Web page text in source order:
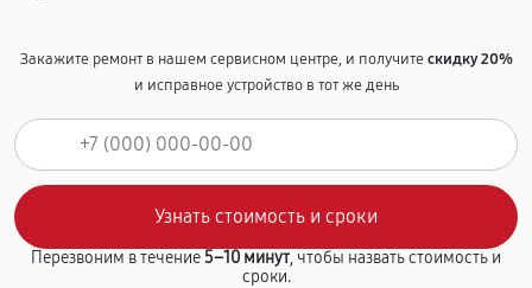
Закажите ремонт в нашем сервисном центре, и получитескидку 20%
и исправное устройство в тот же день
Перезвоним в течение5–10 минут, чтобы назвать стоимость и
сроки.